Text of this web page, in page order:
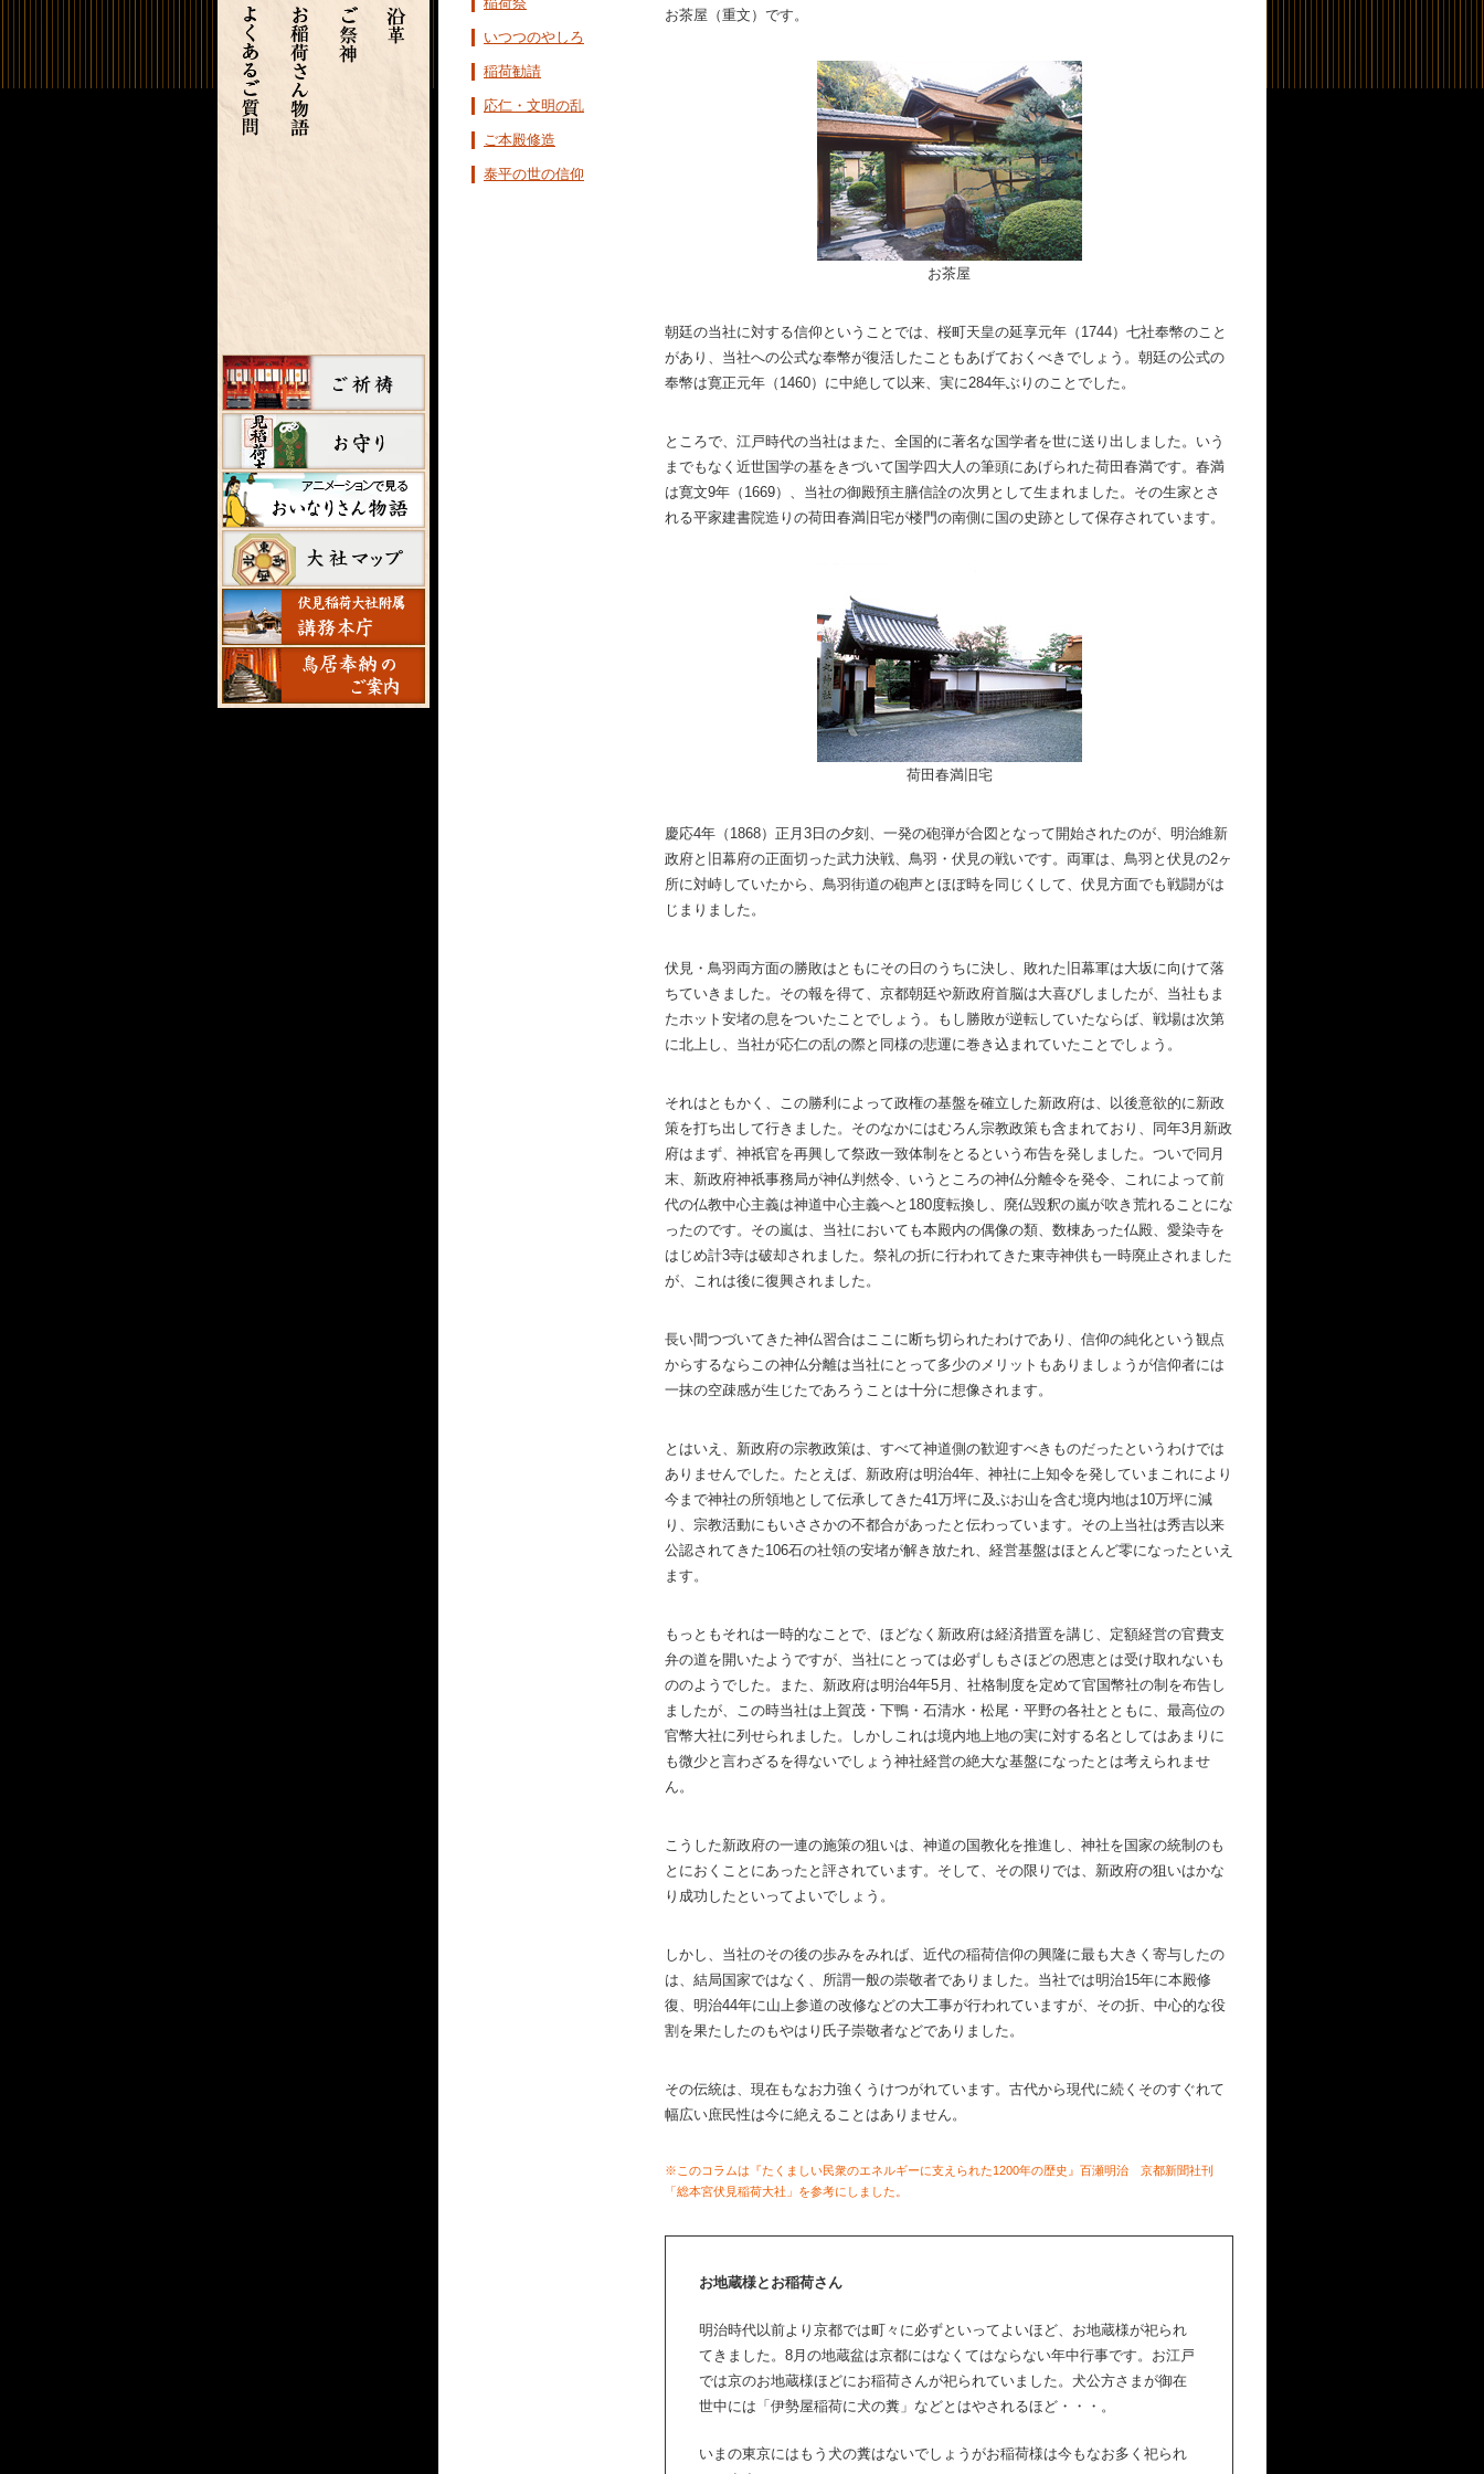
お茶屋（重文）です。
お茶屋
朝廷の当社に対する信仰ということでは、桜町天皇の延享元年（1744）七社奉幣のこと
があり、当社への公式な奉幣が復活したこともあげておくべきでしょう。朝廷の公式の
奉幣は寛正元年（1460）に中絶して以来、実に284年ぶりのことでした。
ところで、江戸時代の当社はまた、全国的に著名な国学者を世に送り出しました。いう
までもなく近世国学の基をきづいて国学四大人の筆頭にあげられた荷田春満です。春満
は寛文9年（1669）、当社の御殿預主膳信詮の次男として生まれました。その生家とさ
れる平家建書院造りの荷田春満旧宅が楼門の南側に国の史跡として保存されています。
荷田春満旧宅
慶応4年（1868）正月3日の夕刻、一発の砲弾が合図となって開始されたのが、明治維新
政府と旧幕府の正面切った武力決戦、鳥羽・伏見の戦いです。両軍は、鳥羽と伏見の2ヶ
所に対峙していたから、鳥羽街道の砲声とほぼ時を同じくして、伏見方面でも戦闘がは
じまりました。
伏見・鳥羽両方面の勝敗はともにその日のうちに決し、敗れた旧幕軍は大坂に向けて落
ちていきました。その報を得て、京都朝廷や新政府首脳は大喜びしましたが、当社もま
たホット安堵の息をついたことでしょう。もし勝敗が逆転していたならば、戦場は次第
に北上し、当社が応仁の乱の際と同様の悲運に巻き込まれていたことでしょう。
それはともかく、この勝利によって政権の基盤を確立した新政府は、以後意欲的に新政
策を打ち出して行きました。そのなかにはむろん宗教政策も含まれており、同年3月新政
府はまず、神祇官を再興して祭政一致体制をとるという布告を発しました。ついで同月
末、新政府神祇事務局が神仏判然令、いうところの神仏分離令を発令、これによって前
代の仏教中心主義は神道中心主義へと180度転換し、廃仏毀釈の嵐が吹き荒れることにな
ったのです。その嵐は、当社においても本殿内の偶像の類、数棟あった仏殿、愛染寺を
はじめ計3寺は破却されました。祭礼の折に行われてきた東寺神供も一時廃止されました
が、これは後に復興されました。
長い間つづいてきた神仏習合はここに断ち切られたわけであり、信仰の純化という観点
からするならこの神仏分離は当社にとって多少のメリットもありましょうが信仰者には
一抹の空疎感が生じたであろうことは十分に想像されます。
とはいえ、新政府の宗教政策は、すべて神道側の歓迎すべきものだったというわけでは
ありませんでした。たとえば、新政府は明治4年、神社に上知令を発していまこれにより
今まで神社の所領地として伝承してきた41万坪に及ぶお山を含む境内地は10万坪に減
り、宗教活動にもいささかの不都合があったと伝わっています。その上当社は秀吉以来
公認されてきた106石の社領の安堵が解き放たれ、経営基盤はほとんど零になったといえ
ます。
もっともそれは一時的なことで、ほどなく新政府は経済措置を講じ、定額経営の官費支
弁の道を開いたようですが、当社にとっては必ずしもさほどの恩恵とは受け取れないも
ののようでした。また、新政府は明治4年5月、社格制度を定めて官国幣社の制を布告し
ましたが、この時当社は上賀茂・下鴨・石清水・松尾・平野の各社とともに、最高位の
官幣大社に列せられました。しかしこれは境内地上地の実に対する名としてはあまりに
も微少と言わざるを得ないでしょう神社経営の絶大な基盤になったとは考えられませ
ん。
こうした新政府の一連の施策の狙いは、神道の国教化を推進し、神社を国家の統制のも
とにおくことにあったと評されています。そして、その限りでは、新政府の狙いはかな
り成功したといってよいでしょう。
しかし、当社のその後の歩みをみれば、近代の稲荷信仰の興隆に最も大きく寄与したの
は、結局国家ではなく、所謂一般の崇敬者でありました。当社では明治15年に本殿修
復、明治44年に山上参道の改修などの大工事が行われていますが、その折、中心的な役
割を果たしたのもやはり氏子崇敬者などでありました。
その伝統は、現在もなお力強くうけつがれています。古代から現代に続くそのすぐれて
幅広い庶民性は今に絶えることはありません。
※このコラムは『たくましい民衆のエネルギーに支えられた1200年の歴史』百瀬明治 京都新聞社刊
「総本宮伏見稲荷大社」を参考にしました。
お地蔵様とお稲荷さん
明治時代以前より京都では町々に必ずといってよいほど、お地蔵様が祀られ
てきました。8月の地蔵盆は京都にはなくてはならない年中行事です。お江戸
では京のお地蔵様ほどにお稲荷さんが祀られていました。犬公方さまが御在
世中には「伊勢屋稲荷に犬の糞」などとはやされるほど・・・。
いまの東京にはもう犬の糞はないでしょうがお稲荷様は今もなお多く祀られ
いつつのやしろ
稲荷勧請
応仁・文明の乱
ご本殿修造
泰平の世の信仰